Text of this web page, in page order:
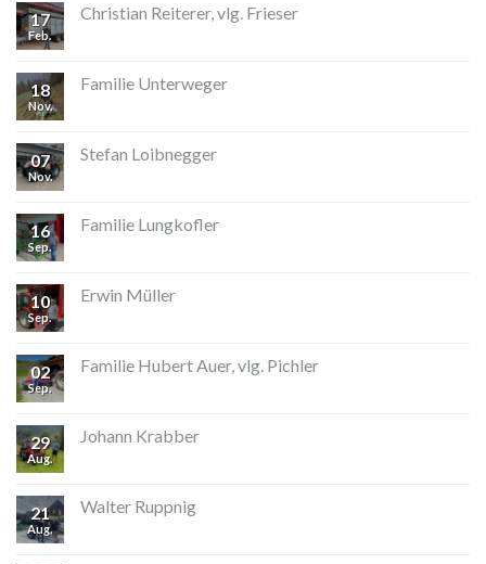
17
Feb.
Christian Reiterer, vlg. Frieser
18
Nov.
Familie Unterweger
07
Nov.
Stefan Loibnegger
16
Sep.
Familie Lungkofler
10
Sep.
Erwin Müller
02
Sep.
Familie Hubert Auer, vlg. Pichler
29
Aug.
Johann Krabber
21
Aug.
Walter Ruppnig